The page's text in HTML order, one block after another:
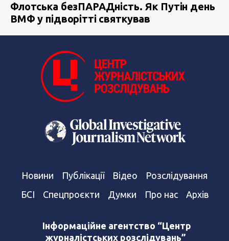
Флотська безПАРАДність. Як Путін день
ВМФ у підворітті святкував
Новини Публікації Відео
Розслідування
БСІ
Спецпроєкти Думки Про нас Архів
Інформаційне агентство “Центр
журналістських розслідувань”